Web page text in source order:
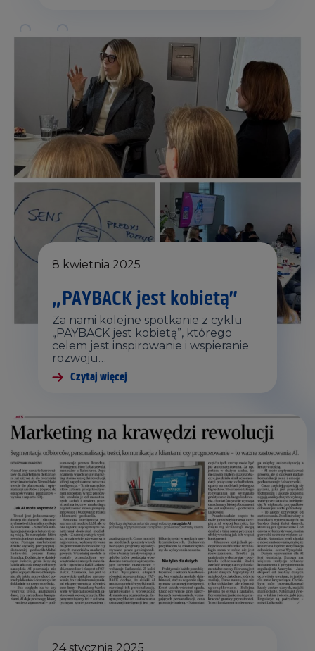
8 kwietnia 2025
„PAYBACK jest kobietą”
Za nami kolejne spotkanie z cyklu
„PAYBACK jest kobietą”, którego
celem jest inspirowanie i wspieranie
rozwoju…
Czytaj więcej
24 stycznia 2025